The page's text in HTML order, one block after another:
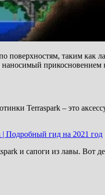
поверхностям, таким
прикосновением
Terraspark – это
| Подробный гид на 2021 год
и сапоги из лавы. Вот